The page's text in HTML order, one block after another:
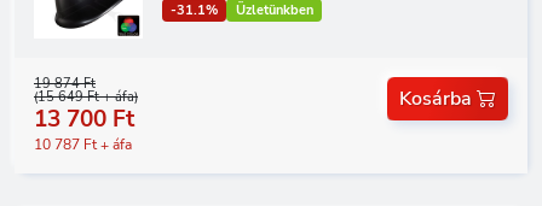
-31.1% Üzletünkben
19 874 Ft
(15 649 Ft + áfa)
13 700 Ft
10 787 Ft + áfa
Kosárba